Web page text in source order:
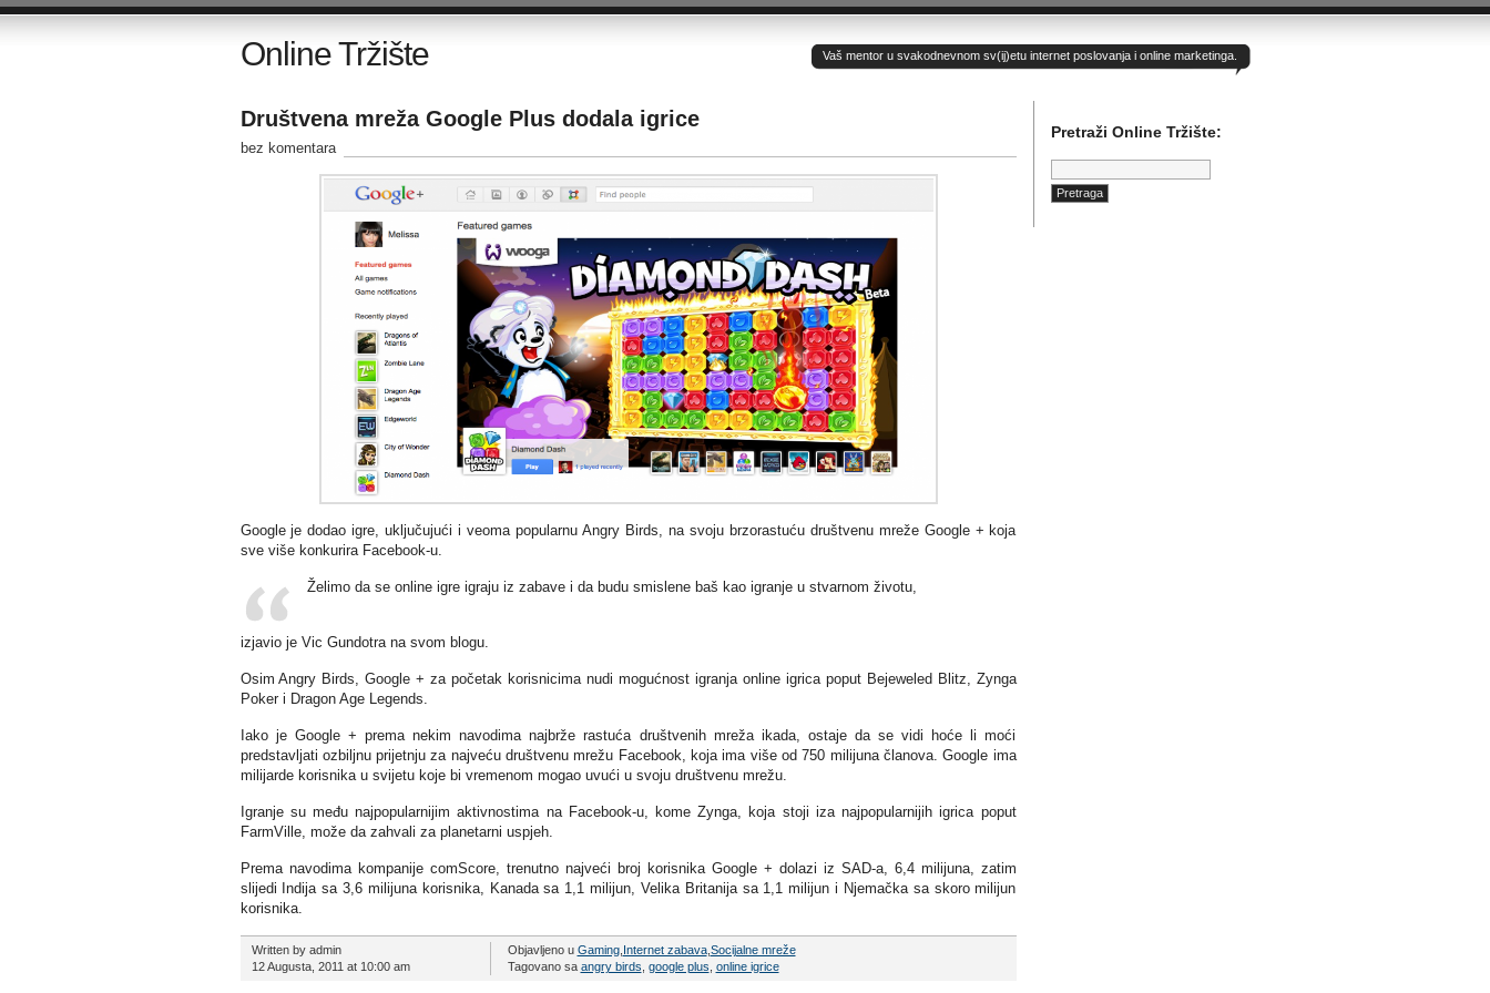
Online Tržište Vaš mentor u svakodnevnom sv(ij)etu internet poslovanja i online marketinga.
Društvena mreža Google Plus dodala igrice
bez komentara
Google je dodao igre, uključujući i veoma popularnu Angry Birds, na svoju brzorastuću društvenu mreže Google + koja
sve više konkurira Facebook-u.
Želimo da se online igre igraju iz zabave i da budu smislene baš kao igranje u stvarnom životu,
izjavio je Vic Gundotra na svom blogu.
Osim Angry Birds, Google + za početak korisnicima nudi mogućnost igranja online igrica poput Bejeweled Blitz, Zynga
Poker i Dragon Age Legends.
Iako je Google + prema nekim navodima najbrže rastuća društvenih mreža ikada, ostaje da se vidi hoće li moći
predstavljati ozbiljnu prijetnju za najveću društvenu mrežu Facebook, koja ima više od 750 milijuna članova. Google ima
milijarde korisnika u svijetu koje bi vremenom mogao uvući u svoju društvenu mrežu.
Igranje su među najpopularnijim aktivnostima na Facebook-u, kome Zynga, koja stoji iza najpopularnijih igrica poput
FarmVille, može da zahvali za planetarni uspjeh.
Prema navodima kompanije comScore, trenutno najveći broj korisnika Google + dolazi iz SAD-a, 6,4 milijuna, zatim
slijedi Indija sa 3,6 milijuna korisnika, Kanada sa 1,1 milijun, Velika Britanija sa 1,1 milijun i Njemačka sa skoro milijun
korisnika.
Written by admin
12 Augusta, 2011 at 10:00 am
Objavljeno u Gaming, Internet zabava, Socijalne mreže
Tagovano sa angry birds google plus online igrice
Pretraži Online Tržište:
Pretraga: